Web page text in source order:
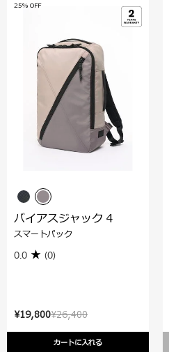
¥26,400
¥19,800
カートに入れる
25% OFF
バイアスジャック 4
スマートパック
0.0 (0)